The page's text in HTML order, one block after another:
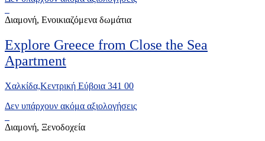
Διαμονή, Ενοικιαζόμενα δωμάτια
Explore Greece from Close the Sea
Apartment
Χαλκίδα,Κεντρική Εύβοια 341 00
Δεν υπάρχουν ακόμα αξιολογήσεις
Διαμονή, Ξενοδοχεία